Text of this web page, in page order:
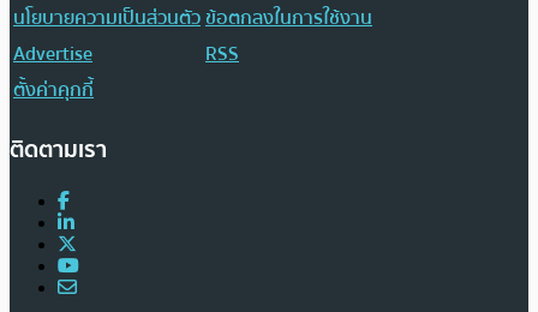
นโยบายความเป็นส่วนตัวข้อตกลงในการใช้งาน
Advertise
RSS
ตั้งค่าคุกกี้
ติดตามเรา